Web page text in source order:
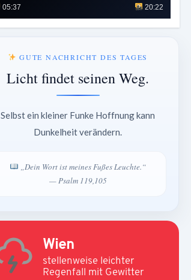
05:37
20:22
GUTE NACHRICHT DES TAGES
Licht findet seinen Weg.
Selbst ein kleiner Funke Hoffnung kann
Dunkelheit verändern.
„Dein Wort ist meines Fußes Leuchte.“
— Psalm 119,105
Wien
stellenweise leichter
Regenfall mit Gewitter